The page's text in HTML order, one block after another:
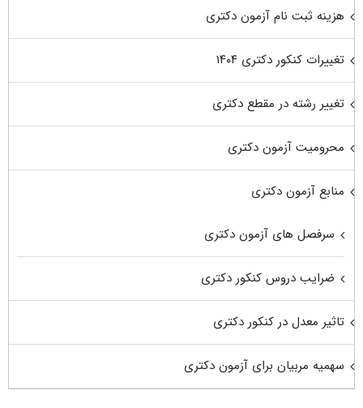
هزینه ثبت نام آزمون دکتری
تغییرات کنکور دکتری ۱۴۰۴
تغییر رشته در مقطع دکتری
محرومیت آزمون دکتری
منابع آزمون دکتری
سرفصل های آزمون دکتری
ضرایب دروس کنکور دکتری
تاثیر معدل در کنکور دکتری
سهمیه مربیان برای آزمون دکتری